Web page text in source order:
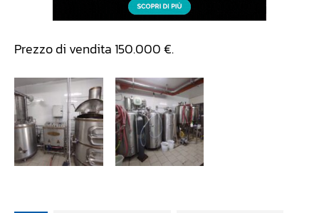
Prezzo di vendita 150.000 €.